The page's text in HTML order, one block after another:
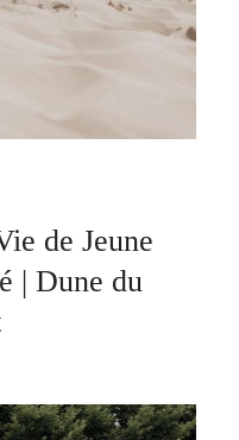
de Jeune
| Dune du